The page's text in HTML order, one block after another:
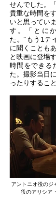
せんでした。
貴重な時間を
いと思ってい
す。「とに
た。“もう1テ
に聞くことも
と映画に登場
時間をできる
た。撮影当日
ったりするこ
アントニオ役のジ
役のアリシア